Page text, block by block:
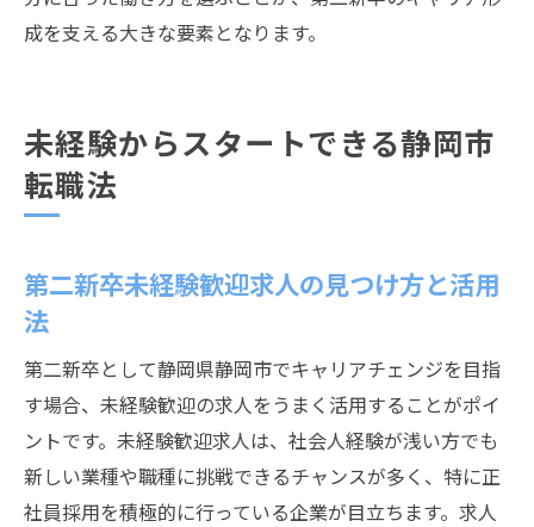
成を支える大きな要素となります。
未経験からスタートできる静岡市
転職法
第二新卒未経験歓迎求人の見つけ方と活用
法
第二新卒として静岡県静岡市でキャリアチェンジを目指
す場合、未経験歓迎の求人をうまく活用することがポイ
ントです。未経験歓迎求人は、社会人経験が浅い方でも
新しい業種や職種に挑戦できるチャンスが多く、特に正
社員採用を積極的に行っている企業が目立ちます。求人